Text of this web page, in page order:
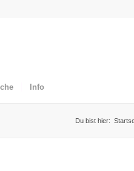
Info
Du bist hier: